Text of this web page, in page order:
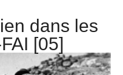
dans les
[05]